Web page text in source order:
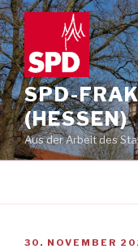
Zum
Inhalt
springen
SPD-
(HESSEN)
Aus der Arbeit des
VERÖFFENTLICHT
30. NOVEMBER